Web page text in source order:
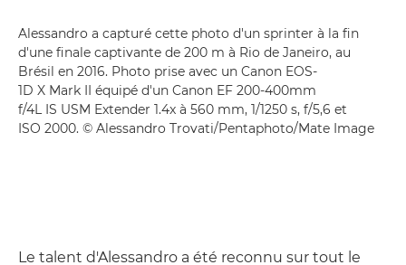
Alessandro a capturé cette photo d'un sprinter à la fin
d'une finale captivante de 200 m à Rio de Janeiro, au
Brésil en 2016. Photo prise avec un Canon EOS-
1D X Mark II équipé d'un Canon EF 200-400mm
f/4L IS USM Extender 1.4x à 560 mm, 1/1250 s, f/5,6 et
ISO 2000. © Alessandro Trovati/Pentaphoto/Mate Image
Le talent d'Alessandro a été reconnu sur tout le